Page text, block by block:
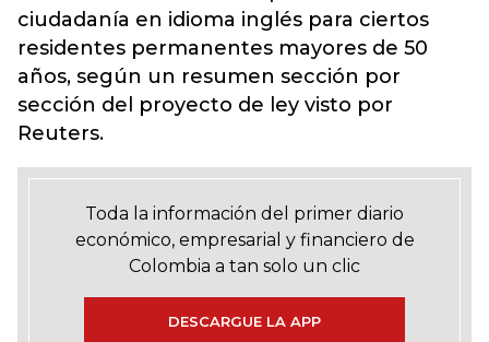
ciudadanía en idioma inglés para ciertos
residentes permanentes mayores de 50
años, según un resumen sección por
sección del proyecto de ley visto por
Reuters.
Toda la información del primer diario
económico, empresarial y financiero de
Colombia a tan solo un clic
DESCARGUE LA APP